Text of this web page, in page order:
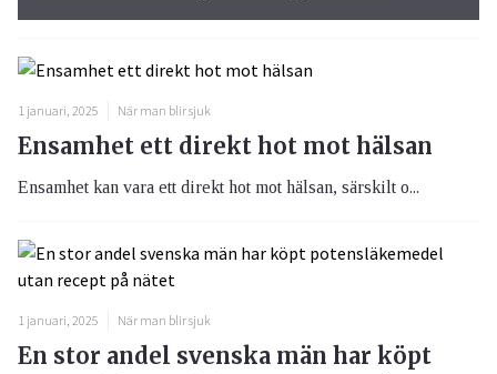
1 januari, 2025 När man blir sjuk
Ensamhet ett direkt hot mot hälsan
Ensamhet kan vara ett direkt hot mot hälsan, särskilt o...
1 januari, 2025 När man blir sjuk
En stor andel svenska män har köpt